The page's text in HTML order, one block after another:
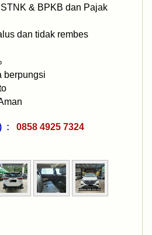
& BPKB dan Pajak
dan tidak rembes
berpungsi
:
0858 4925 7324